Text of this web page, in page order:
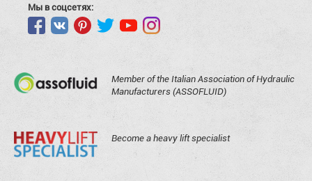
Мы в соцсетях:
Member of the Italian Association of Hydraulic
Manufacturers (ASSOFLUID)
Become a heavy lift specialist